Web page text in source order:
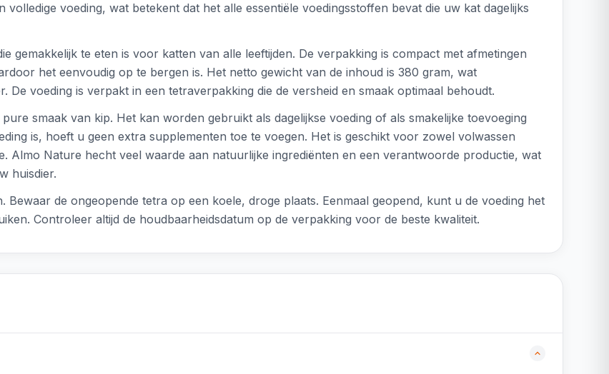
voeding, wat betekent dat het alle essentiële voedingsstoffen bevat die uw kat dagelijks
gemakkelijk te eten is voor katten van alle leeftijden. De verpakking is compact met afmetingen
het eenvoudig op te bergen is. Het netto gewicht van de inhoud is 380 gram, wat
voeding is verpakt in een tetraverpakking die de versheid en smaak optimaal behoudt.
smaak van kip. Het kan worden gebruikt als dagelijkse voeding of als smakelijke toevoeging
is, hoeft u geen extra supplementen toe te voegen. Het is geschikt voor zowel volwassen
Almo Nature hecht veel waarde aan natuurlijke ingrediënten en een verantwoorde productie, wat
huisdier.
de ongeopende tetra op een koele, droge plaats. Eenmaal geopend, kunt u de voeding het
Controleer altijd de houdbaarheidsdatum op de verpakking voor de beste kwaliteit.